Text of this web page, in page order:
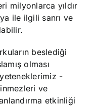
milyonlarca yıldır
ile ilgili sanrı ve
beslediği
olması
-
ve
etkinliği